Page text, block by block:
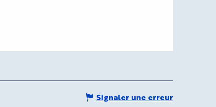
Signaler une erreur